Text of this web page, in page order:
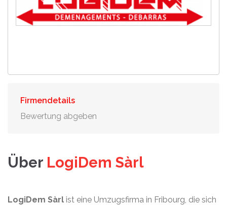
Firmendetails
Bewertung abgeben
Über LogiDem Sàrl
LogiDem Sàrl ist eine Umzugsfirma in Fribourg, die sich